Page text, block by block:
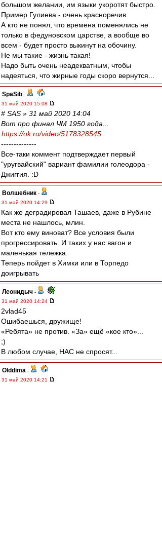
большом желании, им языки укоротят быстро.
Пример Гулиева - очень красноречив.
А кто не понял, что времена поменялись не
только в федуновском царстве, а вообще во
всем - будет просто выкинут на обочину.
Не мы такие - жизнь такая!
Надо быть очень неадекватным, чтобы
надеяться, что жирные годы скоро вернутся...
SpaSib -
31 май 2020 15:08
# SAS » 31 май 2020 14:04
Вот про финал ЧМ 1950 года...
https://ok.ru/video/5178328545
--------------
Все-таки коммент подтверждает первый
"уругвайский" вариант фамилии голеодора -
Джиггия. :D
Волшебник -
31 май 2020 14:29
Как же деградировал Ташаев, даже в Рубине
места не нашлось, млин.
Вот кто ему виноват? Все условия были
прогрессировать. И таких у нас вагон и
маленькая тележка.
Теперь пойдет в Химки или в Торпедо
доигрывать
Леонидыч -
31 май 2020 14:24
2vlad45
Ошибаешься, дружище!
«Ребята» не против. «За» ещё «кое кто»...
;)
В любом случае, НАС не спросят...
Olddima -
31 май 2020 14:21